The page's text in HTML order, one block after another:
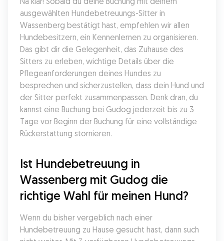
ausgewählten Hundebetreuungs-Sitter in
Wassenberg bestätigt hast, empfehlen wir allen
Hundebesitzern, ein Kennenlernen zu organisieren.
Das gibt dir die Gelegenheit, das Zuhause des
Sitters zu erleben, wichtige Details über die
Pflegeanforderungen deines Hundes zu
besprechen und sicherzustellen, dass dein Hund und
der Sitter perfekt zusammenpassen. Denk dran, du
kannst eine Buchung bei Gudog jederzeit bis zu 3
Tage vor Beginn der Buchung für eine vollständige
Rückerstattung stornieren.
Ist Hundebetreuung in
Wassenberg mit Gudog die
richtige Wahl für meinen Hund?
Wenn du bisher vergeblich nach einer
Hundebetreuung zu Hause gesucht hast, dann such